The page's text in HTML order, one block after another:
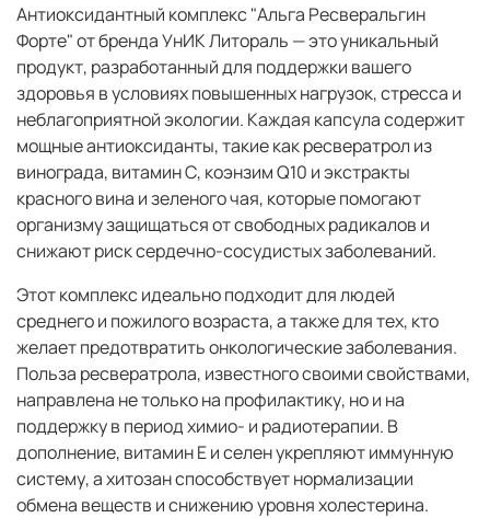
Антиоксидантный комплекс "Альга Ресверальгин
Форте" от бренда УнИК Литораль — это уникальный
продукт, разработанный для поддержки вашего
здоровья в условиях повышенных нагрузок, стресса и
неблагоприятной экологии. Каждая капсула содержит
мощные антиоксиданты, такие как ресвератрол из
винограда, витамин С, коэнзим Q10 и экстракты
красного вина и зеленого чая, которые помогают
организму защищаться от свободных радикалов и
снижают риск сердечно-сосудистых заболеваний.
Этот комплекс идеально подходит для людей
среднего и пожилого возраста, а также для тех, кто
желает предотвратить онкологические заболевания.
Польза ресвератрола, известного своими свойствами,
направлена не только на профилактику, но и на
поддержку в период химио- и радиотерапии. В
дополнение, витамин Е и селен укрепляют иммунную
систему, а хитозан способствует нормализации
обмена веществ и снижению уровня холестерина.